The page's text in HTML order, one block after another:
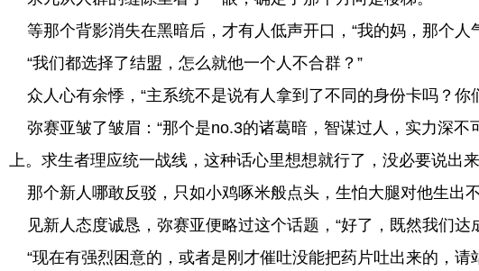
等那个背影消失在黑暗后，才有人低声开口，“我的妈，那个人
“我们都选择了结盟，怎么就他一个人不合群？”
众人心有余悸，“主系统不是说有人拿到了不同的身份卡吗？你
弥赛亚皱了皱眉：“那个是no.3的诸葛暗，智谋过人，实力深
上。求生者理应统一战线，这种话心里想想就行了，没必要说出
那个新人哪敢反驳，只如小鸡啄米般点头，生怕大腿对他生出不
见新人态度诚恳，弥赛亚便略过这个话题，“好了，既然我们达
“现在有强烈困意的，或者是刚才催吐没能把药片吐出来的，